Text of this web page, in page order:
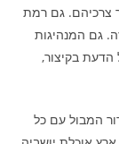
צרכיהם. גם רמת
גם המנהיגות
בקיצור,
המבול עם כל